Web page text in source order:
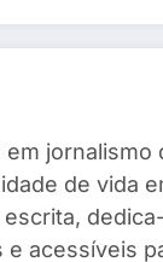
jornalismo
de vida
acessíveis